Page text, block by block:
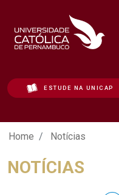
ESTUDE NA UNICAP
Notícias - Unicap
Home Notícias
NOTÍCIAS